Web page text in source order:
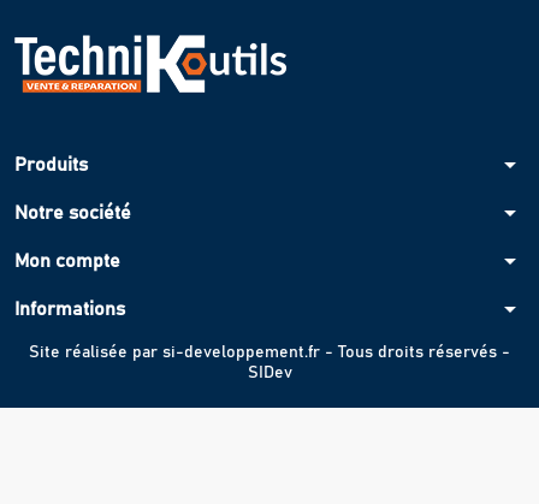
Produits arrow_drop_down
Notre société arrow_drop_down
Mon compte arrow_drop_down
Informations arrow_drop_down
Site réalisée par si-developpement.fr - Tous droits réservés -
SIDev